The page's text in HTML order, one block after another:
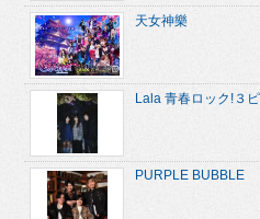
天女神樂
Lala 青春ロック!３
PURPLE BUBBLE